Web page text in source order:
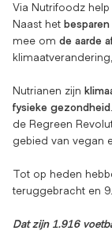
Via Nutrifoodz
Naast het
mee om de aarde
Nutrianen zijn
fysieke gezondheid
de Regreen
gebied van vegan
Tot op heden
teruggebracht en
Dat zijn 1.916